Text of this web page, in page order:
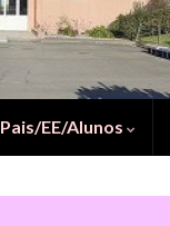
Pais/EE/Alunos